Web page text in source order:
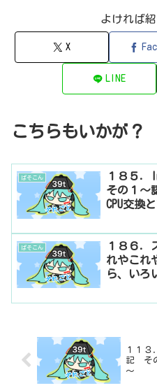
よければ
X
LINE
こちらもいかが？
ぱそこん
１８５
その１〜
CPU交換
ぱそこん
１８６．
れやこれ
ら、いろ
１１
記 そ
～